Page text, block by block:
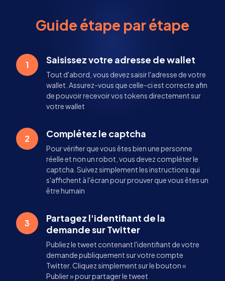
Guide étape par étape
1 Saisissez votre adresse de wallet
Tout d'abord, vous devez saisir l'adresse de votre
wallet. Assurez-vous que celle-ci est correcte afin
de pouvoir recevoir vos tokens directement sur
votre wallet
2 Complétez le captcha
Pour vérifier que vous êtes bien une personne
réelle et non un robot, vous devez compléter le
captcha. Suivez simplement les instructions qui
s'affichent à l'écran pour prouver que vous êtes un
être humain
3
Partagez l'identifiant de la
demande sur Twitter
Publiez le tweet contenant l'identifiant de votre
demande publiquement sur votre compte
Twitter. Cliquez simplement sur le bouton «
Publier » pour partager le tweet